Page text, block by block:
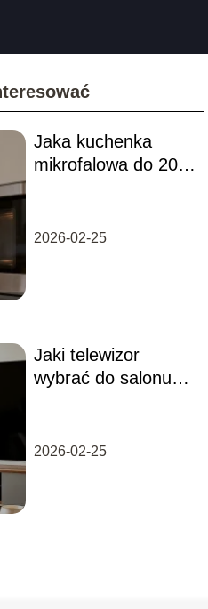
Jaka kuchenka
mikrofalowa do 200
2026-02-25
Jaki telewizor
wybrać do salonu?
modelach
2026-02-25